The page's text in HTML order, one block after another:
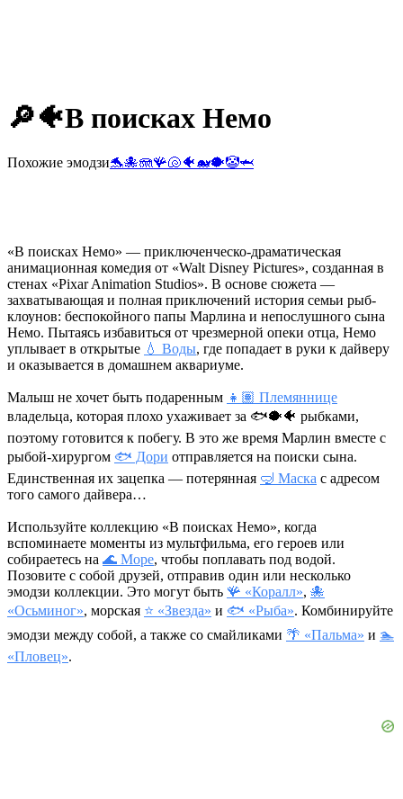
🔎🐠В поисках Немо
Похожие эмодзи🐬🐙🪼🪸🐚🐠🐋🐡🤡🦈
«В поисках Немо» — приключенческо-драматическая
анимационная комедия от «Walt Disney Pictures», созданная в
стенах «Pixar Animation Studios». В основе сюжета —
захватывающая и полная приключений история семьи рыб-
клоунов: беспокойного папы Марлина и непослушного сына
Немо. Пытаясь избавиться от чрезмерной опеки отца, Немо
уплывает в открытые 💧 Воды, где попадает в руки к дайверу
и оказывается в домашнем аквариуме.
Малыш не хочет быть подаренным 👧🏽 Племяннице
владельца, которая плохо ухаживает за 🐟🐡🐠 рыбками,
поэтому готовится к побегу. В это же время Марлин вместе с
рыбой-хирургом 🐟 Дори отправляется на поиски сына.
Единственная их зацепка — потерянная 🤿 Маска с адресом
того самого дайвера…
Используйте коллекцию «В поисках Немо», когда
вспоминаете моменты из мультфильма, его героев или
собираетесь на 🌊 Море, чтобы поплавать под водой.
Позовите с собой друзей, отправив один или несколько
эмодзи коллекции. Это могут быть 🪸 «Коралл», 🐙
«Осьминог», морская ⭐ «Звезда» и 🐟 «Рыба». Комбинируйте
эмодзи между собой, а также со смайликами 🌴 «Пальма» и 🏊
«Пловец».